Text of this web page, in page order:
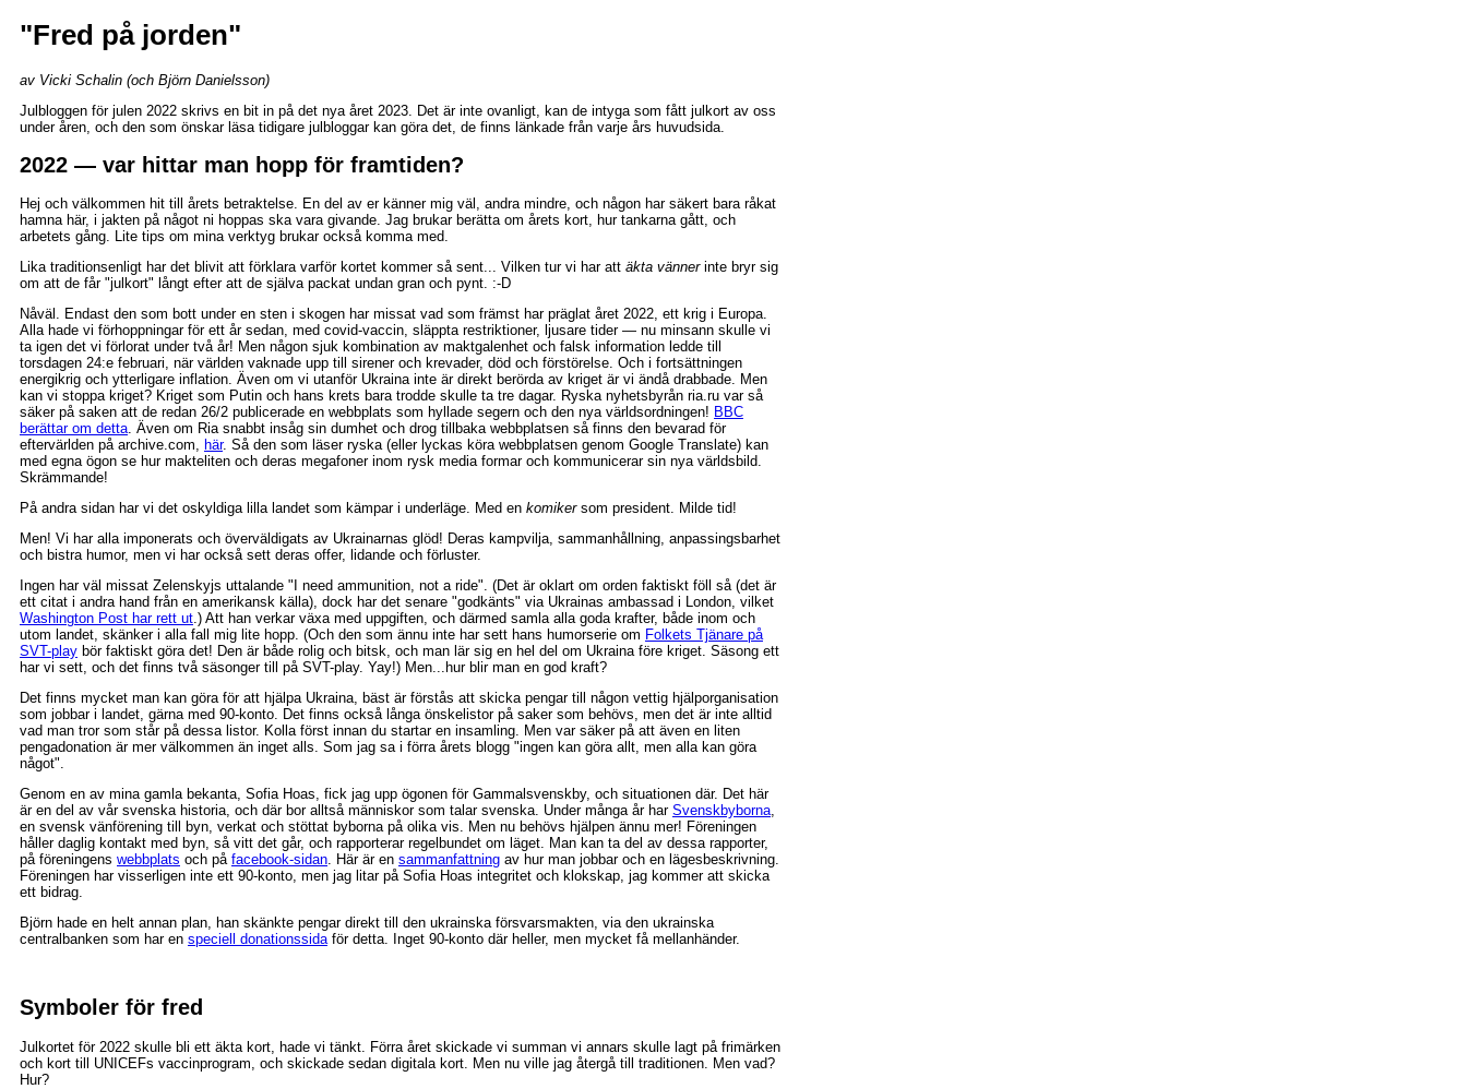
"Fred på jorden"
av Vicki Schalin (och Björn Danielsson)
Julbloggen för julen 2022 skrivs en bit in på det nya året 2023. Det är inte ovanligt, kan de intyga som fått julkort av oss
under åren, och den som önskar läsa tidigare julbloggar kan göra det, de finns länkade från varje års huvudsida.
2022 — var hittar man hopp för framtiden?
Hej och välkommen hit till årets betraktelse. En del av er känner mig väl, andra mindre, och någon har säkert bara råkat
hamna här, i jakten på något ni hoppas ska vara givande. Jag brukar berätta om årets kort, hur tankarna gått, och
arbetets gång. Lite tips om mina verktyg brukar också komma med.
Lika traditionsenligt har det blivit att förklara varför kortet kommer så sent... Vilken tur vi har att äkta vännerinte bryr sig
om att de får "julkort" långt efter att de själva packat undan gran och pynt. :-D
Nåväl. Endast den som bott under en sten i skogen har missat vad som främst har präglat året 2022, ett krig i Europa.
Alla hade vi förhoppningar för ett år sedan, med covid-vaccin, släppta restriktioner, ljusare tider — nu minsann skulle vi
ta igen det vi förlorat under två år! Men någon sjuk kombination av maktgalenhet och falsk information ledde till
torsdagen 24:e februari, när världen vaknade upp till sirener och krevader, död och förstörelse. Och i fortsättningen
energikrig och ytterligare inflation. Även om vi utanför Ukraina inte är direkt berörda av kriget är vi ändå drabbade. Men
kan vi stoppa kriget? Kriget som Putin och hans krets bara trodde skulle ta tre dagar. Ryska nyhetsbyrån ria.ru var så
säker på saken att de redan 26/2 publicerade en webbplats som hyllade segern och den nya världsordningen! BBC
berättar om detta. Även om Ria snabbt insåg sin dumhet och drog tillbaka webbplatsen så finns den bevarad för
eftervärlden på archive.com, här. Så den som läser ryska (eller lyckas köra webbplatsen genom Google Translate) kan
med egna ögon se hur makteliten och deras megafoner inom rysk media formar och kommunicerar sin nya världsbild.
Skrämmande!
På andra sidan har vi det oskyldiga lilla landet som kämpar i underläge. Med en komikersom president. Milde tid!
Men! Vi har alla imponerats och överväldigats av Ukrainarnas glöd! Deras kampvilja, sammanhållning, anpassingsbarhet
och bistra humor, men vi har också sett deras offer, lidande och förluster.
Ingen har väl missat Zelenskyjs uttalande "I need ammunition, not a ride". (Det är oklart om orden faktiskt föll så (det är
ett citat i andra hand från en amerikansk källa), dock har det senare "godkänts" via Ukrainas ambassad i London, vilket
Washington Post har rett ut.) Att han verkar växa med uppgiften, och därmed samla alla goda krafter, både inom och
utom landet, skänker i alla fall mig lite hopp. (Och den som ännu inte har sett hans humorserie om Folkets Tjänare på
SVT-play bör faktiskt göra det! Den är både rolig och bitsk, och man lär sig en hel del om Ukraina före kriget. Säsong ett
har vi sett, och det finns två säsonger till på SVT-play. Yay!) Men...hur blir man en god kraft?
Det finns mycket man kan göra för att hjälpa Ukraina, bäst är förstås att skicka pengar till någon vettig hjälporganisation
som jobbar i landet, gärna med 90-konto. Det finns också långa önskelistor på saker som behövs, men det är inte alltid
vad man tror som står på dessa listor. Kolla först innan du startar en insamling. Men var säker på att även en liten
pengadonation är mer välkommen än inget alls. Som jag sa i förra årets blogg "ingen kan göra allt, men alla kan göra
något".
Genom en av mina gamla bekanta, Sofia Hoas, fick jag upp ögonen för Gammalsvenskby, och situationen där. Det här
är en del av vår svenska historia, och där bor alltså människor som talar svenska. Under många år har Svenskbyborna,
en svensk vänförening till byn, verkat och stöttat byborna på olika vis. Men nu behövs hjälpen ännu mer! Föreningen
håller daglig kontakt med byn, så vitt det går, och rapporterar regelbundet om läget. Man kan ta del av dessa rapporter,
på föreningens webbplats och på facebook-sidan. Här är en sammanfattning av hur man jobbar och en lägesbeskrivning.
Föreningen har visserligen inte ett 90-konto, men jag litar på Sofia Hoas integritet och klokskap, jag kommer att skicka
ett bidrag.
Björn hade en helt annan plan, han skänkte pengar direkt till den ukrainska försvarsmakten, via den ukrainska
centralbanken som har en speciell donationssidaför detta. Inget 90-konto där heller, men mycket få mellanhänder.
Symboler för fred
Julkortet för 2022 skulle bli ett äkta kort, hade vi tänkt. Förra året skickade vi summan vi annars skulle lagt på frimärken
och kort till UNICEFs vaccinprogram, och skickade sedan digitala kort. Men nu ville jag återgå till traditionen. Men vad?
Hur?